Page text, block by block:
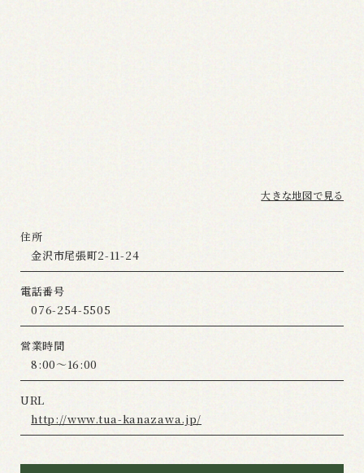
大きな地図で見る
住所
金沢市尾張町2-11-24
電話番号
076-254-5505
営業時間
8:00〜16:00
URL
http://www.tua-kanazawa.jp/